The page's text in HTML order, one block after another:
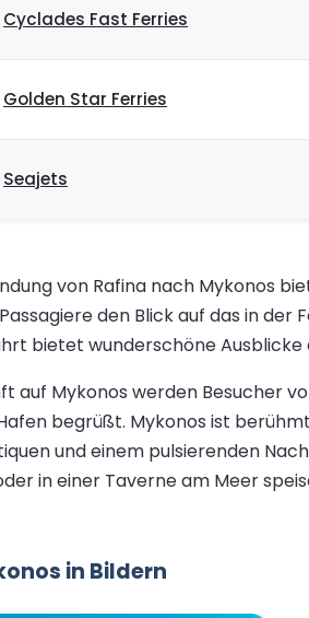
Cyclades Fast Ferries
Golden Star Ferries
Seajets
von Rafina nach Mykonos
den Blick auf das in
bietet wunderschöne
auf Mykonos werden Besucher
begrüßt. Mykonos ist
und einem pulsierenden
in einer Taverne am Meer
in Bildern